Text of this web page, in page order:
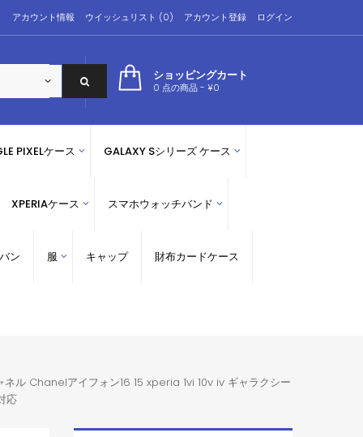
アカウント情報 ウイッシュリスト (0) アカウント登録 ログイン
ショッピングカート
0 点の商品 - ¥0
PIXELケース GALAXY Sシリーズ ケース
XPERIAケース スマホウォッチバンド
ン 服 キャップ 財布カードケース
Chanelアイフォン16 15 xperia 1vi 10v iv ギャラクシー
応